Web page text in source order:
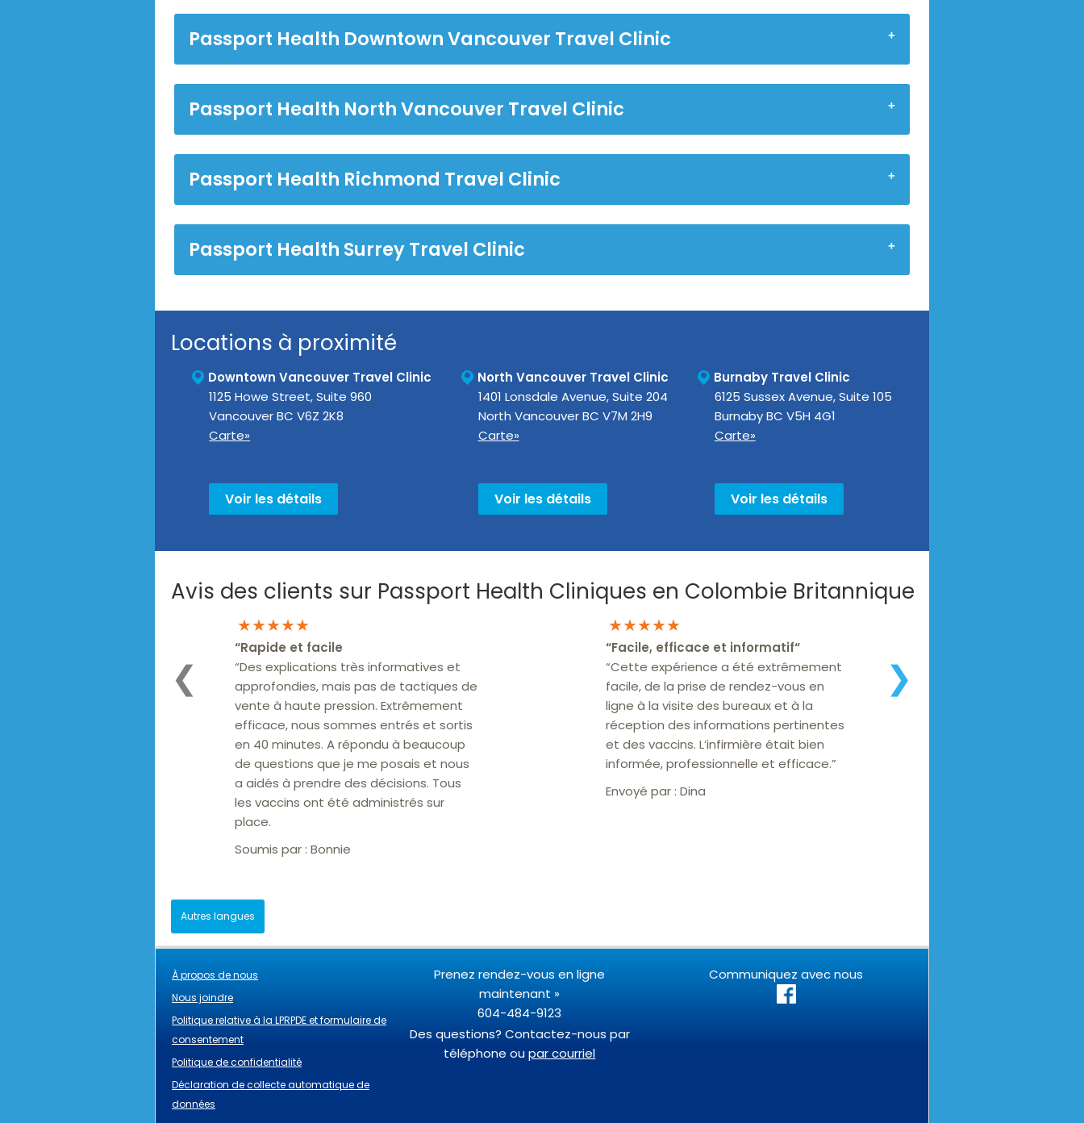
Passport Health Downtown Vancouver Travel Clinic
Passport Health North Vancouver Travel Clinic
Passport Health Richmond Travel Clinic
Passport Health Surrey Travel Clinic
Locations à proximité
Downtown Vancouver Travel Clinic
1125 Howe Street, Suite 960
Vancouver BC V6Z 2K8
Carte»
Voir les détails
North Vancouver Travel Clinic
1401 Lonsdale Avenue, Suite 204
North Vancouver BC V7M 2H9
Carte»
Voir les détails
Burnaby Travel Clinic
6125 Sussex Avenue, Suite 105
Burnaby BC V5H 4G1
Carte»
Voir les détails
Avis des clients sur Passport Health Cliniques en Colombie Britannique
❮ ❯
★★★★★
“Rapide et facile
“Des explications très informatives et
approfondies, mais pas de tactiques de
vente à haute pression. Extrêmement
efficace, nous sommes entrés et sortis
en 40 minutes. A répondu à beaucoup
de questions que je me posais et nous
a aidés à prendre des décisions. Tous
les vaccins ont été administrés sur
place.
Soumis par : Bonnie
★★★★★
“Facile, efficace et informatif“
“Cette expérience a été extrêmement
facile, de la prise de rendez-vous en
ligne à la visite des bureaux et à la
réception des informations pertinentes
et des vaccins. L’infirmière était bien
informée, professionnelle et efficace.”
Envoyé par : Dina
Autres langues
À propos de nous
Nous joindre
Politique relative à la LPRPDE et formulaire de
consentement
Politique de confidentialité
Déclaration de collecte automatique de
données
Prenez rendez-vous en ligne
maintenant »
604-484-9123
Des questions? Contactez-nous par
téléphone oupar courriel
Communiquez avec nous